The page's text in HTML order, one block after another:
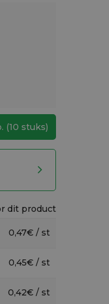
(10 stuks)
dit product
0,47€ / st
0,45€ / st
0,42€ / st